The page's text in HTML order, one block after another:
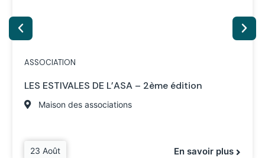
ASSOCIATION
LES ESTIVALES DE L’ASA – 2ème édition
Maison des associations
23 Août En savoir plus